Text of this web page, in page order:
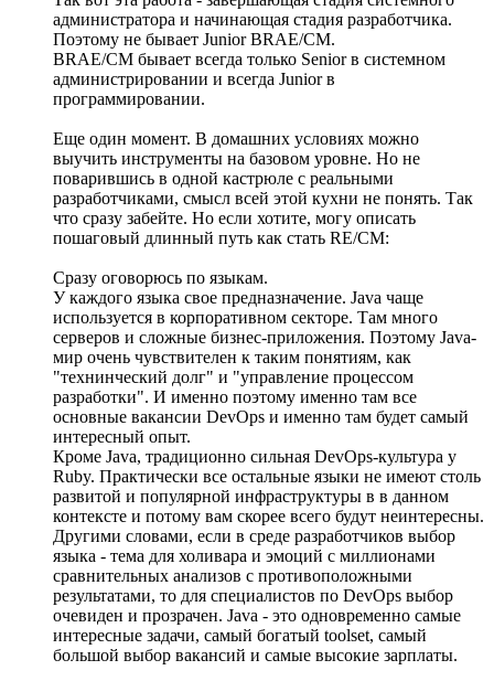
администратора и начинающая стадия разработчика.
Поэтому не бывает Junior BRAE/CM.
BRAE/CM бывает всегда только Senior в системном
администрировании и всегда Junior в
программировании.
Еще один момент. В домашних условиях можно
выучить инструменты на базовом уровне. Но не
поварившись в одной кастрюле с реальными
разработчиками, смысл всей этой кухни не понять. Так
что сразу забейте. Но если хотите, могу описать
пошаговый длинный путь как стать RE/CM:
Сразу оговорюсь по языкам.
У каждого языка свое предназначение. Java чаще
используется в корпоративном секторе. Там много
серверов и сложные бизнес-приложения. Поэтому Java-
мир очень чувствителен к таким понятиям, как
"технинческий долг" и "управление процессом
разработки". И именно поэтому именно там все
основные вакансии DevOps и именно там будет самый
интересный опыт.
Кроме Java, традиционно сильная DevOps-культура у
Ruby. Практически все остальные языки не имеют столь
развитой и популярной инфраструктуры в в данном
контексте и потому вам скорее всего будут неинтересны.
Другими словами, если в среде разработчиков выбор
языка - тема для холивара и эмоций с миллионами
сравнительных анализов с противоположными
результатами, то для специалистов по DevOps выбор
очевиден и прозрачен. Java - это одновременно самые
интересные задачи, самый богатый toolset, самый
большой выбор вакансий и самые высокие зарплаты.